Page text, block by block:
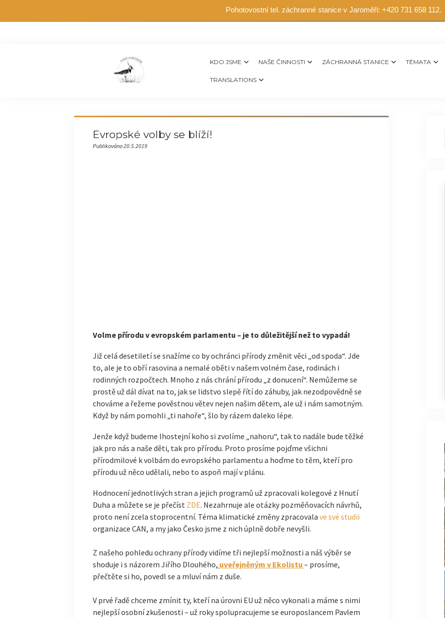
Pohotovostní tel. záchranné stanice v Jaroměři: +420 731 658 112.
KDO JSME NAŠE ČINNOSTI ZÁCHRANNÁ STANICE TÉMATA
TRANSLATIONS
Evropské volby se blíží!
Publikováno 20.5.2019
Volme přírodu v evropském parlamentu – je to důležitější než to vypadá!
Již celá desetiletí se snažíme co by ochránci přírody změnit věci „od spoda“. Jde
to, ale je to obří rasovina a nemalé oběti v našem volném čase, rodinách i
rodinných rozpočtech. Mnoho z nás chrání přírodu „z donucení“. Nemůžeme se
prostě už dál dívat na to, jak se lidstvo slepě řítí do záhuby, jak nezodpovědně se
chováme a řežeme pověstnou větev nejen našim dětem, ale už i nám samotným.
Když by nám pomohli „ti nahoře“, šlo by rázem daleko lépe.
Jenže když budeme lhostejní koho si zvolíme „nahoru“, tak to nadále bude těžké
jak pro nás a naše děti, tak pro přírodu. Proto prosíme pojďme všichni
přírodmilové k volbám do evropského parlamentu a hoďme to těm, kteří pro
přírodu už něco udělali, nebo to aspoň mají v plánu.
Hodnocení jednotlivých stran a jejich programů už zpracovali kolegové z Hnutí
Duha a můžete se je přečíst ZDE. Nezahrnuje ale otázky pozměňovacích návrhů,
proto není zcela stoprocentní. Téma klimatické změny zpracovala ve své studii
organizace CAN, a my jako Česko jsme z nich úplně dobře nevyšli.
Z našeho pohledu ochrany přírody vidíme tři nejlepší možnosti a náš výběr se
shoduje i s názorem Jiřího Dlouhého, uveřejněným vEkolistu – prosíme,
přečtěte si ho, povedl se a mluví nám z duše.
V prvé řadě chceme zmínit ty, kteří na úrovni EU už něco vykonali a máme s nimi
nejlepší osobní zkušenosti – už roky spolupracujeme se europoslancem Pavlem